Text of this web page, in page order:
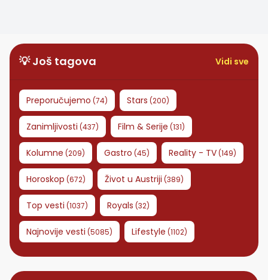
koristi porodično
💡 Još tagova Vidi sve
Preporučujemo (74) Stars (200)
Zanimljivosti (437) Film & Serije (131)
Kolumne (209) Gastro (45) Reality - TV(149)
Horoskop (672) Život u Austriji (389)
Top vesti (1037) Royals (32)
Najnovije vesti (5085) Lifestyle (1102)